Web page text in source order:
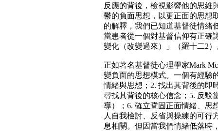
反應的背後，檢視影響他的思維
鬱的負面思想，以更正面的思想
的解釋，我們已知道基督徒情緒
當患者從一個對基督信仰有正確
變化（改變過來）」（羅十二2）
正如著名基督徒心理學家Mark
變負面的思想模式。一個有經驗
情緒與思想；2. 找出其背後的即
尋找其背後的核心信念；5. 反駁
導）；6. 確立鞏固正面情緒、思
人自我檢討、反省與操練的可行
息相關。但因當我們情緒低落時